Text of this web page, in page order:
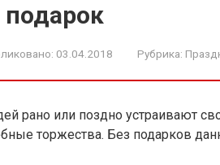
03.04.2018 Рубрика:
рано или поздно устраивают
торжества. Без подарков